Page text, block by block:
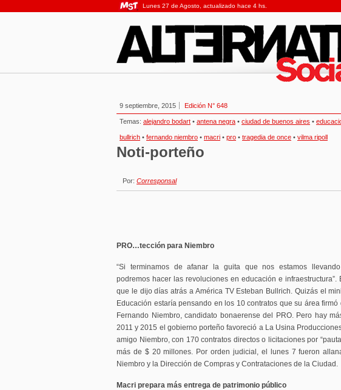
Lunes 27 de Agosto, actualizado hace 4 hs.
9 septiembre, 2015 Edición N° 648
Temas: alejandro bodart • antena negra • ciudad de buenos aires •
bullrich • fernando niembro • macri • pro • tragedia de once • vilma ripoll
Noti-porteño
Por: Corresponsal
PRO…tección para Niembro
“Si terminamos de afanar la guita que nos estamos
podremos hacer las revoluciones en educación e infraestructura”.
que le dijo días atrás a América TV Esteban Bullrich. Quizás el
Educación estaría pensando en los 10 contratos que su área
Fernando Niembro, candidato bonaerense del PRO. Pero hay
2011 y 2015 el gobierno porteño favoreció a La Usina
amigo Niembro, con 170 contratos directos o licitaciones por
más de $ 20 millones. Por orden judicial, el lunes 7 fueron
Niembro y la Dirección de Compras y Contrataciones de la Ciudad.
Macri prepara más entrega de patrimonio público